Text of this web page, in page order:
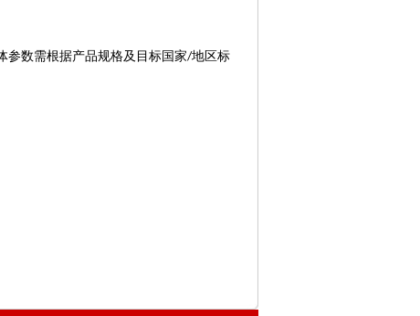
参数需根据产品规格及目标国家/地区标